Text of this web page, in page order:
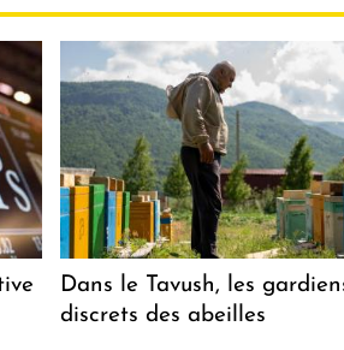
Dans le Tavush, les
discrets des abeilles